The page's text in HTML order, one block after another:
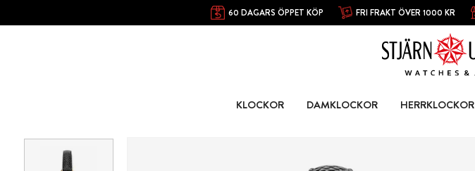
60 DAGARS ÖPPET KÖP FRI FRAKT ÖVER 1000 KR
KLOCKOR DAMKLOCKOR HERRKLOCKOR